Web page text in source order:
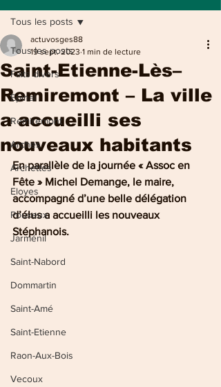
Tous les posts
Faits divers
Epinal
Remiremont
Arches
Archettes
Eloyes
Pouxeux
Jarménil
Saint-Nabord
Dommartin
Saint-Amé
Saint-Etienne
Raon-Aux-Bois
Vecoux
Tous les posts
Saint-Etienne-Lès–
Remiremont – La ville
a accueilli ses
nouveaux habitants
actuvosges88
19 sept. 2023 1 min de lecture
En parallèle de la journée « Assoc en
Fête » Michel Demange, le maire,
accompagné d’une belle délégation
d’élus a accueilli les nouveaux
Stéphanois.